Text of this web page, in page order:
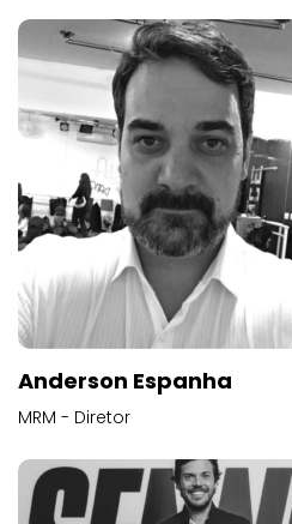
Anderson Espanha
MRM - Diretor